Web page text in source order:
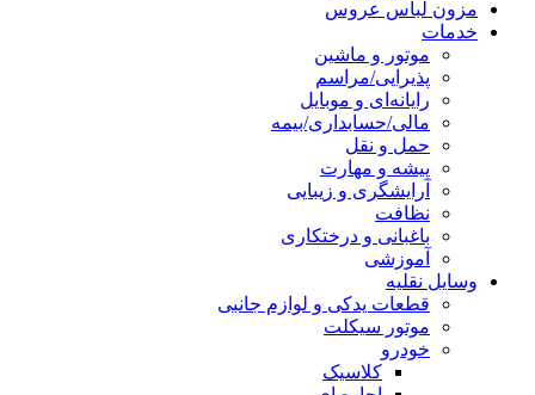
مزون لباس عروس
خدمات
موتور و ماشین
پذیرایی/مراسم
رایانه‌ای و موبایل
مالی/حسابداری/بیمه
حمل و نقل
پیشه و مهارت
آرایشگری و زیبایی
نظافت
باغبانی و درختکاری
آموزشی
وسایل نقلیه
قطعات یدکی و لوازم جانبی
موتور سیکلت
خودرو
کلاسیک